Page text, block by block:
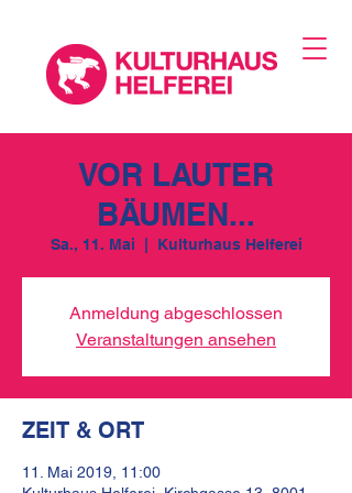
VOR LAUTER
BÄUMEN...
Sa., 11. Mai Kulturhaus Helferei
Anmeldung abgeschlossen
Veranstaltungen ansehen
ZEIT & ORT
11. Mai 2019, 11:00